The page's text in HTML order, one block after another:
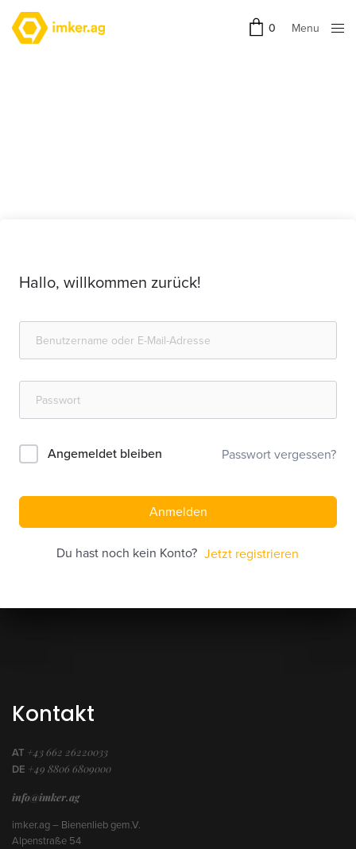
0
Menu
Hallo, willkommen zurück!
Angemeldet bleiben Passwort vergessen?
Anmelden
Du hast noch kein Konto? Jetzt registrieren
Kontakt
AT +43 662 26220033
DE +49 8806 6809000
info@imker.ag
imker.ag – Bienenlieb gem.V.
Alpenstraße 54